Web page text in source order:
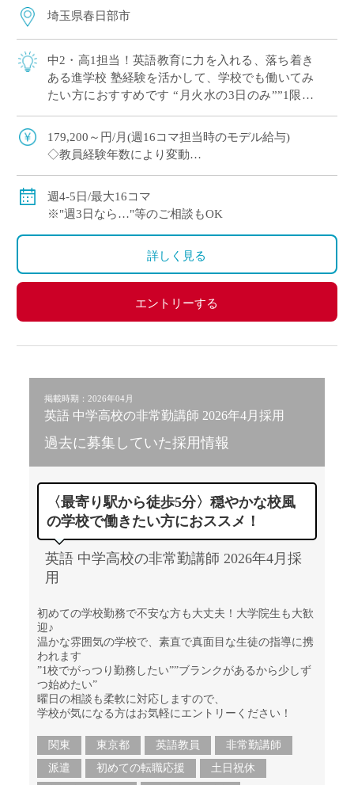
埼玉県春日部市
中2・高1担当！英語教育に力を入れる、落ち着き
ある進学校 塾経験を活かして、学校でも働いてみ
たい方におすすめです “月火水の3日のみ””1限な
179,200～円/月(週16コマ担当時のモデル給与)
◇教員経験年数により変動
週4-5日/最大16コマ
※"週3日なら…"等のご相談もOK
詳しく見る
エントリーする
掲載時期：2026年04月
英語 中学高校の非常勤講師 2026年4月採用
過去に募集していた採用情報
〈最寄り駅から徒歩5分〉穏やかな校風
の学校で働きたい方におススメ！
英語 中学高校の非常勤講師 2026年4月採
用
初めての学校勤務で不安な方も大丈夫！大学院生も大歓
迎♪
温かな雰囲気の学校で、素直で真面目な生徒の指導に携
われます
”1校でがっつり勤務したい””ブランクがあるから少しず
つ始めたい”
曜日の相談も柔軟に対応しますので、
学校が気になる方はお気軽にエントリーください！
関東 東京都 英語教員
非常勤講師
派遣
初めての転職応援
土日祝休